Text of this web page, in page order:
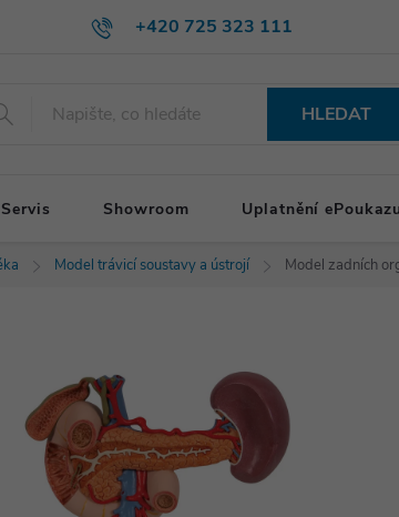
+420 725 323 111
HLEDAT
Servis Showroom Uplatnění ePoukazu
Model trávicí soustavy a ústrojí Model zadních